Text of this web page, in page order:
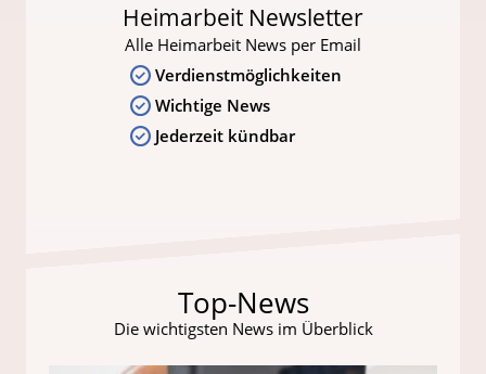
Heimarbeit Newsletter
Alle Heimarbeit News per Email
Verdienstmöglichkeiten
Wichtige News
Jederzeit kündbar
Top-News
Die wichtigsten News im Überblick